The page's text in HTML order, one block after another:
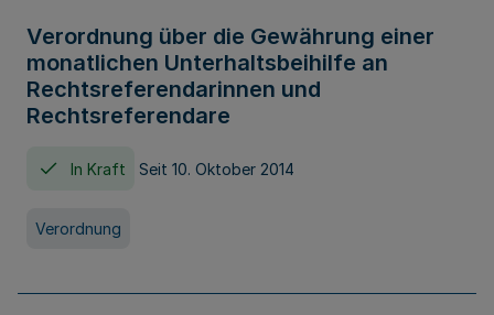
Verordnung über die Gewährung einer
monatlichen Unterhaltsbeihilfe an
Rechtsreferendarinnen und
Rechtsreferendare
In Kraft Seit 10. Oktober 2014
Verordnung